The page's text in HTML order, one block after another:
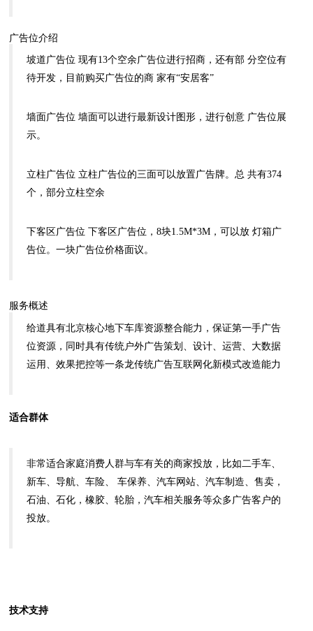
广告位介绍
坡道广告位 现有13个空余广告位进行招商，还有部 分空位有
待开发，目前购买广告位的商 家有“安居客”
墙面广告位 墙面可以进行最新设计图形，进行创意 广告位展
示。
立柱广告位 立柱广告位的三面可以放置广告牌。总 共有374
个，部分立柱空余
下客区广告位 下客区广告位，8块1.5M*3M，可以放 灯箱广
告位。一块广告位价格面议。
服务概述
给道具有北京核心地下车库资源整合能力，保证第一手广告
位资源，同时具有传统户外广告策划、设计、运营、大数据
运用、效果把控等一条龙传统广告互联网化新模式改造能力
适合群体
非常适合家庭消费人群与车有关的商家投放，比如二手车、
新车、导航、车险、 车保养、汽车网站、汽车制造、售卖，
石油、石化，橡胶、轮胎，汽车相关服务等众多广告客户的
投放。
技术支持